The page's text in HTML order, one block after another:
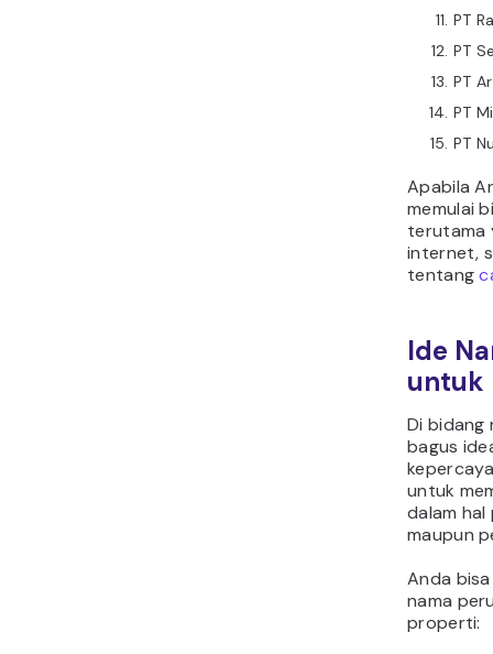
PT
PT
PT
PT
PT
Apabila
memulai
terutama
internet,
tentang
Ide
untuk
Di bidang
bagus
untuk
dalam hal
maupun
Anda
nama
properti: